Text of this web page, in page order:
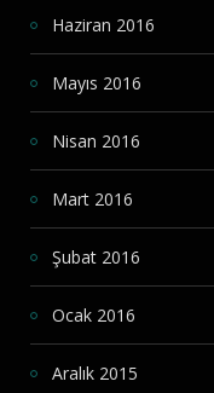
Haziran 2016
Mayıs 2016
Nisan 2016
Mart 2016
Şubat 2016
Ocak 2016
Aralık 2015